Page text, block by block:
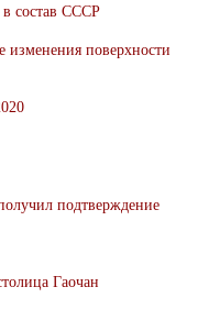
состав СССР
изменения поверхности
подтверждение
Гаочан